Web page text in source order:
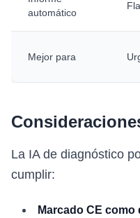
automático
Mejor para
La IA de diagnóstico
cumplir:
Marcado CE